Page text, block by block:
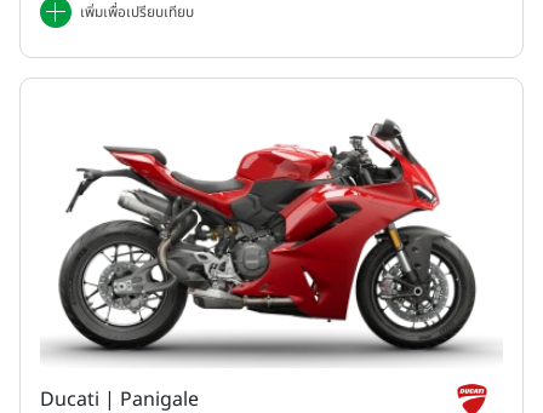
เพิ่มเพื่อเปรียบเทียบ
Ducati | Panigale